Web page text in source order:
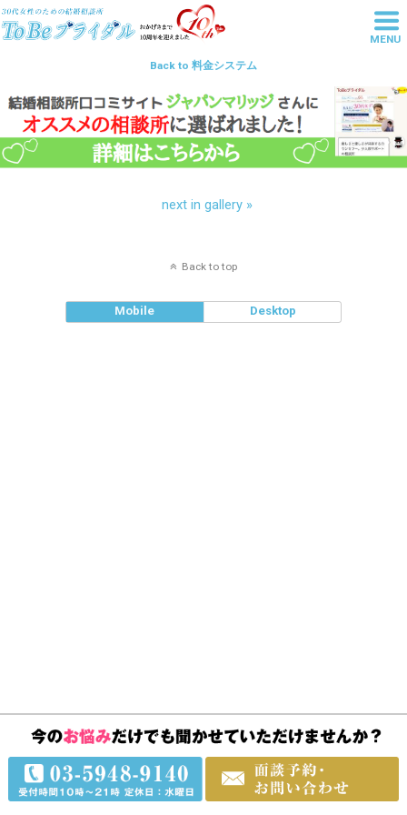
MENU
東京池袋の結婚相談所は20代・30
代女性の婚活を丁寧にサポートす
るToBeブライダル
Back to 料金システム
next in gallery »
Back to top
Mobile Desktop